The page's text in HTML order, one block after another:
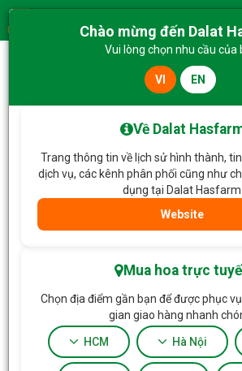
Menu
Hoa Chậu thiết kế
Chào mừng đến Dalat
Vui lòng chọn nhu cầu của
VI EN
Về Dalat
Trang thông tin về lịch sử hình thành,
dịch vụ, các kênh phân phối cũng như
dụng tại Dalat Hasfarm
Website
Mua hoa trực
Chọn địa điểm gần bạn để được phục
gian giao hàng nhanh
HCM Hà Nội